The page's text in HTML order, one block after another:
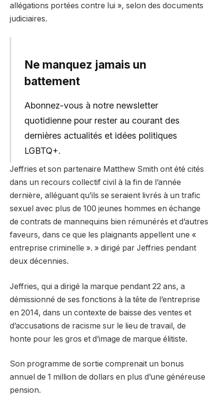
allégations portées contre lui », selon des documents
judiciaires.
Ne manquez jamais un
battement
Abonnez-vous à notre newsletter
quotidienne pour rester au courant des
dernières actualités et idées politiques
LGBTQ+.
Jeffries et son partenaire Matthew Smith ont été cités
dans un recours collectif civil à la fin de l’année
dernière, alléguant qu’ils se seraient livrés à un trafic
sexuel avec plus de 100 jeunes hommes en échange
de contrats de mannequins bien rémunérés et d’autres
faveurs, dans ce que les plaignants appellent une «
entreprise criminelle ». » dirigé par Jeffries pendant
deux décennies.
Jeffries, qui a dirigé la marque pendant 22 ans, a
démissionné de ses fonctions à la tête de l’entreprise
en 2014, dans un contexte de baisse des ventes et
d’accusations de racisme sur le lieu de travail, de
honte pour les gros et d’image de marque élitiste.
Son programme de sortie comprenait un bonus
annuel de 1 million de dollars en plus d’une généreuse
pension.